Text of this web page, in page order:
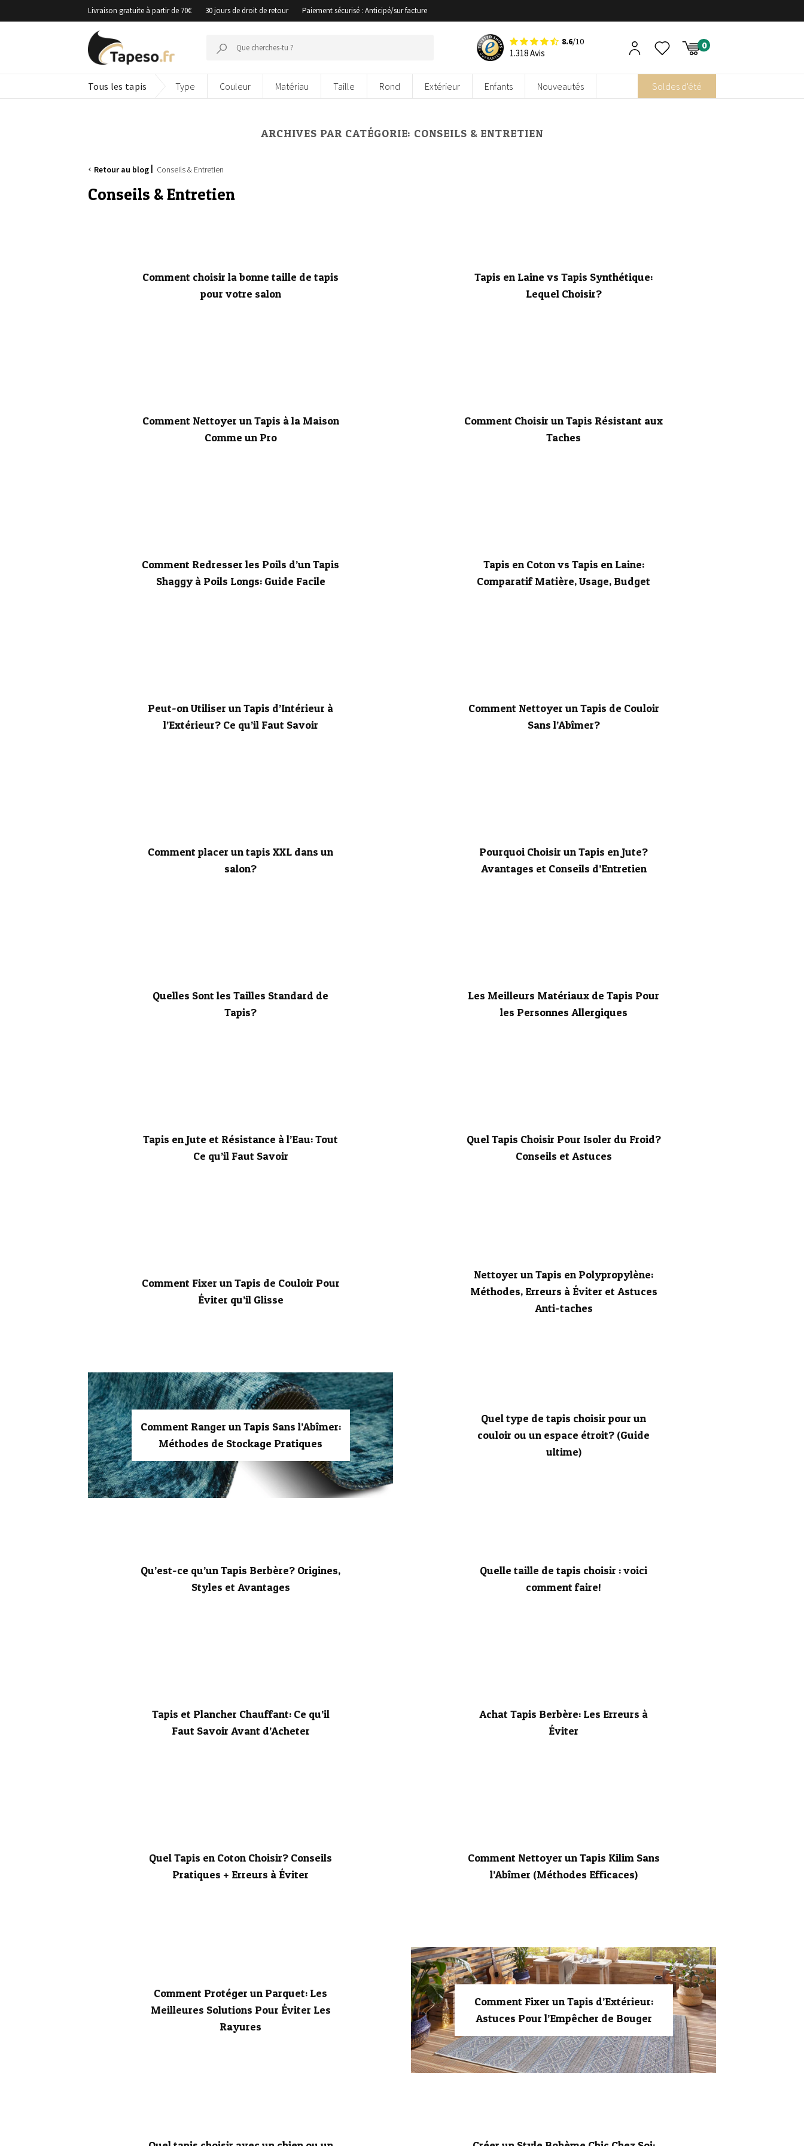
au
Livraison gratuite à partir de 70€ 30 jours de droit de retour Paiement sécurisé : Anticipé/sur facture
pour :
8.6/10
1.318 Avis
Tous les tapis Type Couleur Matériau Taille Rond Extérieur Enfants Nouveautés Soldes d'été
ARCHIVES PAR CATÉGORIE: CONSEILS & ENTRETIEN
Retour au blog Conseils & Entretien
Conseils & Entretien
Comment choisir la bonne taille de tapis
pour votre salon
Tapis en Laine vs Tapis Synthétique:
Lequel Choisir?
Comment Nettoyer un Tapis à la Maison
Comme un Pro
Comment Choisir un Tapis Résistant aux
Taches
Comment Redresser les Poils d’un Tapis
Shaggy à Poils Longs: Guide Facile
Tapis en Coton vs Tapis en Laine:
Comparatif Matière, Usage, Budget
Peut-on Utiliser un Tapis d’Intérieur à
l’Extérieur? Ce qu’il Faut Savoir
Comment Nettoyer un Tapis de Couloir
Sans l’Abîmer?
Comment placer un tapis XXL dans un
salon?
Pourquoi Choisir un Tapis en Jute?
Avantages et Conseils d’Entretien
Quelles Sont les Tailles Standard de
Tapis?
Les Meilleurs Matériaux de Tapis Pour
les Personnes Allergiques
Tapis en Jute et Résistance à l’Eau: Tout
Ce qu’il Faut Savoir
Quel Tapis Choisir Pour Isoler du Froid?
Conseils et Astuces
Comment Fixer un Tapis de Couloir Pour
Éviter qu’il Glisse
Nettoyer un Tapis en Polypropylène:
Méthodes, Erreurs à Éviter et Astuces
Anti-taches
Comment Ranger un Tapis Sans l’Abîmer:
Méthodes de Stockage Pratiques
Quel type de tapis choisir pour un
couloir ou un espace étroit? (Guide
ultime)
Qu’est-ce qu’un Tapis Berbère? Origines,
Styles et Avantages
Quelle taille de tapis choisir : voici
comment faire!
Tapis et Plancher Chauffant: Ce qu’il
Faut Savoir Avant d’Acheter
Achat Tapis Berbère: Les Erreurs à
Éviter
Quel Tapis en Coton Choisir? Conseils
Pratiques + Erreurs à Éviter
Comment Nettoyer un Tapis Kilim Sans
l’Abîmer (Méthodes Efficaces)
Comment Protéger un Parquet: Les
Meilleures Solutions Pour Éviter Les
Rayures
Comment Fixer un Tapis d’Extérieur:
Astuces Pour l’Empêcher de Bouger